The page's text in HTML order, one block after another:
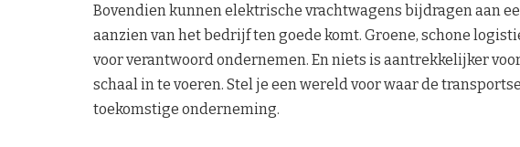
Bovendien kunnen elektrische vrachtwagens bijdragen aan
aanzien van het bedrijf ten goede komt. Groene, schone
voor verantwoord ondernemen. En niets is aantrekkelijker
schaal in te voeren. Stel je een wereld voor waar de
toekomstige onderneming.